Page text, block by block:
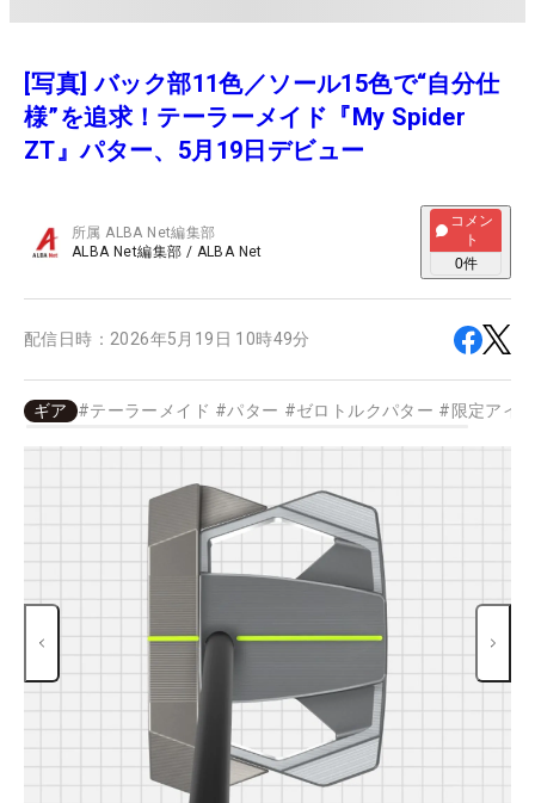
[写真] バック部11色／ソール15色で“自分仕
様”を追求！テーラーメイド『My Spider
ZT』パター、5月19日デビュー
所属ALBA Net編集部
ALBA Net編集部 / ALBA Net
コメン
ト
0件
配信日時： 2026年5月19日 10時49分
ギア #テーラーメイド #パター #ゼロトルクパター # 限定アイ